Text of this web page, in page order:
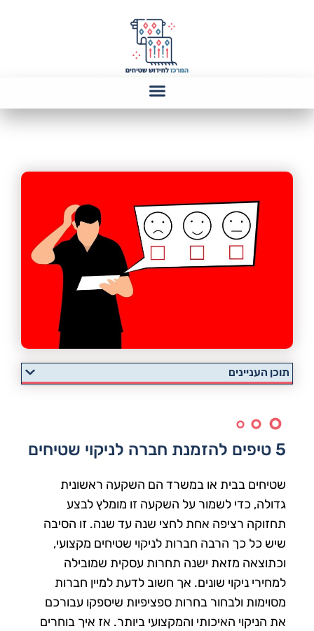
תוכן העניינים
5 טיפים להזמנת חברה לניקוי שטיחים
שטיחים בבית או במשרד הם השקעה ראשונית
גדולה, כדי לשמור על השקעה זו מומלץ לבצע
תחזוקה רציפה אחת לחצי שנה עד שנה. זו הסיבה
שיש כל כך הרבה חברות לניקוי שטיחים מקצועי,
וכתוצאה מזאת ישנה תחרות עסקית שמובילה
למחירי ניקוי שונים. אך חשוב לדעת למיין חברות
מסוימות ולבחור בחרות ספציפיות שיספקו עבורכם
את הניקוי האיכותי והמקצועי ביותר. אז איך בוחרים